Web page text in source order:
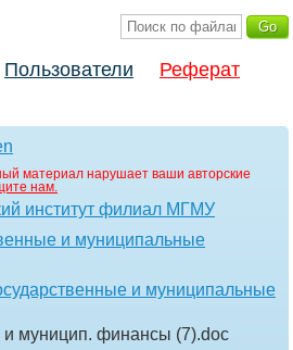
Пользователи
Реферат
материал нарушает ваши авторские
нам.
институт филиал МГМУ
и муниципальные
и муниципальные
и муницип. финансы (7).doc